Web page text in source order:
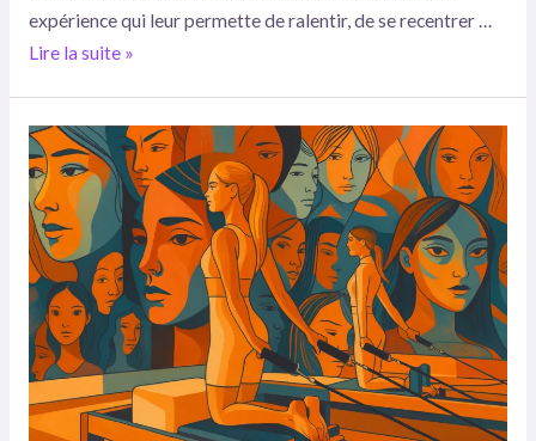
expérience qui leur permette de ralentir, de se recentrer …
Lire la suite »
Le
Pilates
classique
une
pratique
alignée
sur
l’équilibre
corps-